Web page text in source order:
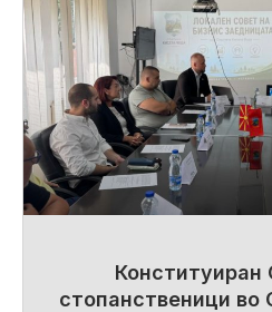
Конституиран
стопанственици